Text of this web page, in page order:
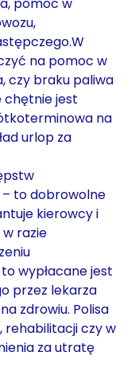
na pomoc w
czy braku paliwa
chętnie jest
na
urlop za
to dobrowolne
kierowcy i
razie
wypłacane jest
przez lekarza
zdrowiu. Polisa
rehabilitacji czy w
za utratę